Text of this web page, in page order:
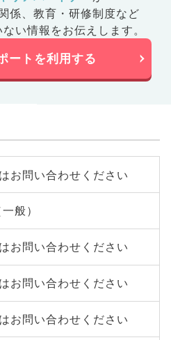
係、 教育・研修制度など
い情報をお伝えします。
ートを利用する
お問い合わせください
般）
お問い合わせください
お問い合わせください
お問い合わせください